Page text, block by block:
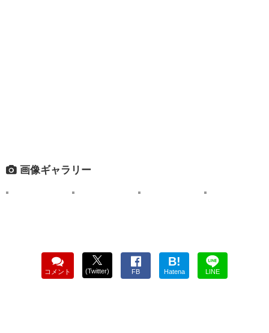
画像ギャラリー
コメント (Twitter) FB
B!
Hatena LINE